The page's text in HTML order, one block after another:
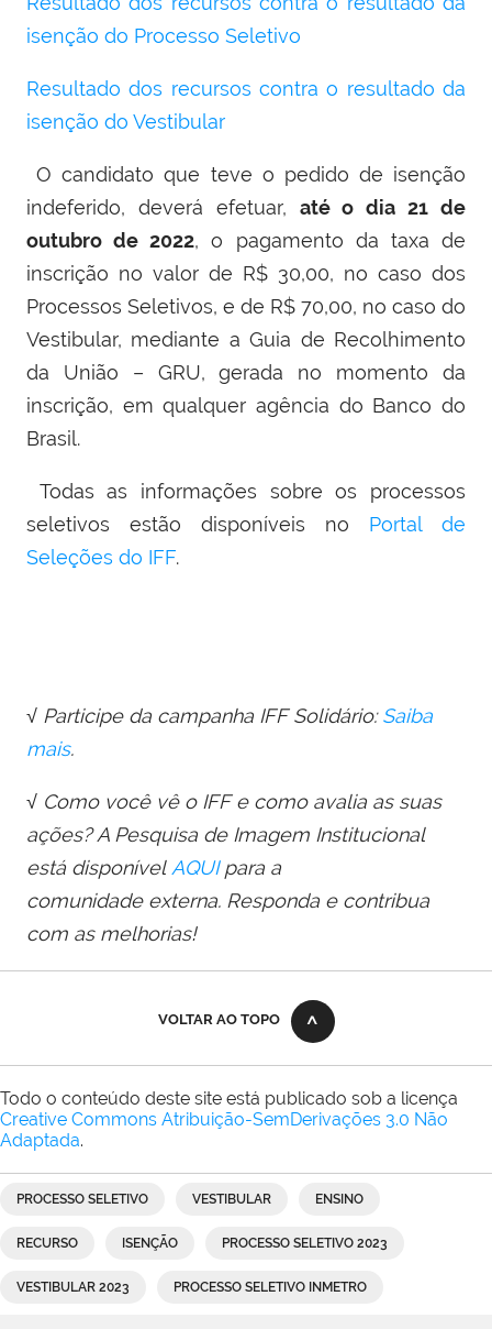
isenção do Processo Seletivo
Resultado dos recursos contra o resultado da
isenção do Vestibular
O candidato que teve o pedido de isenção
indeferido, deverá efetuar, até o dia 21 de
outubro de 2022, o pagamento da taxa de
inscrição no valor de R$ 30,00, no caso dos
Processos Seletivos, e de R$ 70,00, no caso do
Vestibular, mediante a Guia de Recolhimento
da União – GRU, gerada no momento da
inscrição, em qualquer agência do Banco do
Brasil.
Todas as informações sobre os processos
seletivos estão disponíveis no Portal de
Seleções do IFF.
√ Participe da campanha IFF Solidário:Saiba
mais.
√ Como você vê o IFF e como avalia as suas
ações? A Pesquisa deImagem Institucional
está disponívelAQUIpara a
comunidadeexterna. Responda e contribua
com as melhorias!
VOLTAR AO TOPO
Todo o conteúdo deste site está publicado sob a licença
Creative Commons Atribuição-SemDerivações 3.0 Não
Adaptada.
PROCESSO SELETIVO VESTIBULAR ENSINO
RECURSO ISENÇÃO PROCESSO SELETIVO 2023
VESTIBULAR 2023 PROCESSO SELETIVO INMETRO